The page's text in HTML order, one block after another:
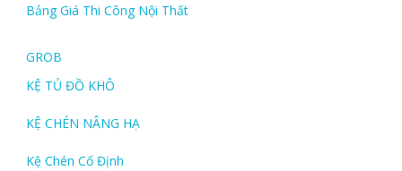
Bảng Giá Thi Công Nội Thất
GROB
KỆ TỦ ĐỒ KHÔ
KỆ CHÉN NÂNG HẠ
Kệ Chén Cố Định